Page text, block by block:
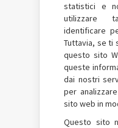
statistici e
utilizzare
identificare
Tuttavia, se ti
questo sito
queste
dai nostri
per
sito web in
Questo sito